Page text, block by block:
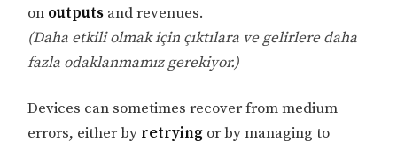
on outputs and revenues.
(Daha etkili olmak için çıktılara ve gelirlere daha
fazla odaklanmamız gerekiyor.)
Devices can sometimes recover from medium
errors, either by retrying or by managing to